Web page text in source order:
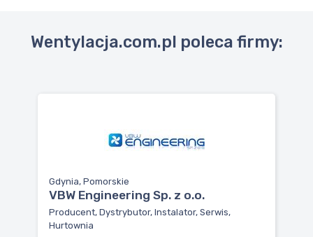
Wentylacja.com.pl poleca firmy:
Gdynia, Pomorskie
VBW Engineering Sp. z o.o.
Producent, Dystrybutor, Instalator, Serwis,
Hurtownia